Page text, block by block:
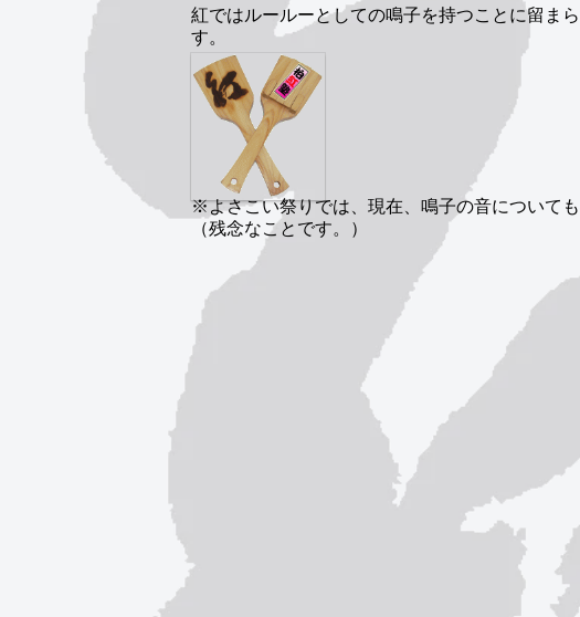
紅ではルールーとしての鳴子を持つことに留ま
す。
※よさこい祭りでは、現在、鳴子の音について
（残念なことです。）